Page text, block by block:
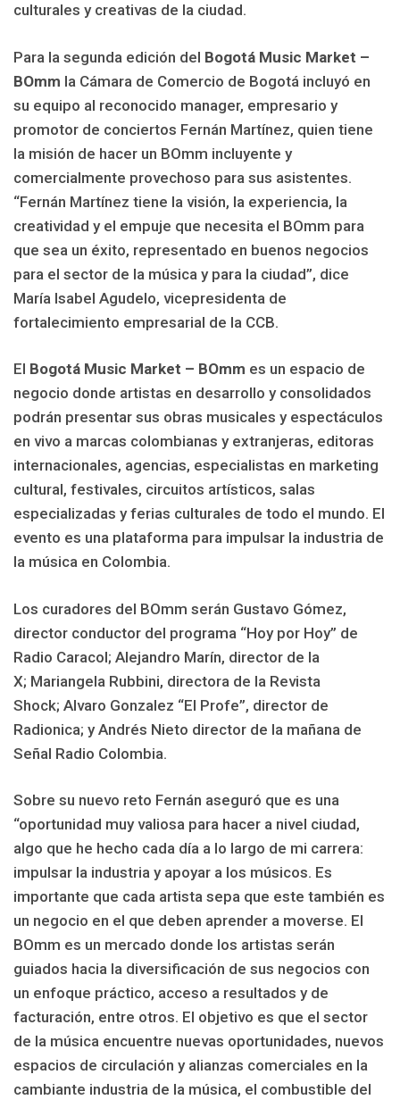
culturales y creativas de la ciudad.
Para la segunda edición del Bogotá Music Market –
BOmm la Cámara de Comercio de Bogotá incluyó en
su equipo al reconocido manager, empresario y
promotor de conciertos Fernán Martínez, quien tiene
la misión de hacer un BOmm incluyente y
comercialmente provechoso para sus asistentes.
“Fernán Martínez tiene la visión, la experiencia, la
creatividad y el empuje que necesita el BOmm para
que sea un éxito, representado en buenos negocios
para el sector de la música y para la ciudad”, dice
María Isabel Agudelo, vicepresidenta de
fortalecimiento empresarial de la CCB.
El Bogotá Music Market – BOmm es un espacio de
negocio donde artistas en desarrollo y consolidados
podrán presentar sus obras musicales y espectáculos
en vivo a marcas colombianas y extranjeras, editoras
internacionales, agencias, especialistas en marketing
cultural, festivales, circuitos artísticos, salas
especializadas y ferias culturales de todo el mundo. El
evento es una plataforma para impulsar la industria de
la música en Colombia.
Los curadores del BOmm serán Gustavo Gómez,
director conductor del programa “Hoy por Hoy” de
Radio Caracol; Alejandro Marín, director de la
X; Mariangela Rubbini, directora de la Revista
Shock; Alvaro Gonzalez “El Profe”, director de
Radionica; y Andrés Nieto director de la mañana de
Señal Radio Colombia.
Sobre su nuevo reto Fernán aseguró que es una
“oportunidad muy valiosa para hacer a nivel ciudad,
algo que he hecho cada día a lo largo de mi carrera:
impulsar la industria y apoyar a los músicos. Es
importante que cada artista sepa que este también es
un negocio en el que deben aprender a moverse. El
BOmm es un mercado donde los artistas serán
guiados hacia la diversificación de sus negocios con
un enfoque práctico, acceso a resultados y de
facturación, entre otros. El objetivo es que el sector
de la música encuentre nuevas oportunidades, nuevos
espacios de circulación y alianzas comerciales en la
cambiante industria de la música, el combustible del